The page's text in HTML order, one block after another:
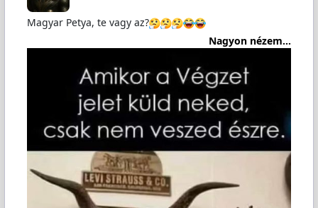
Magyar Petya, te vagy az?
Nagyon nézem...